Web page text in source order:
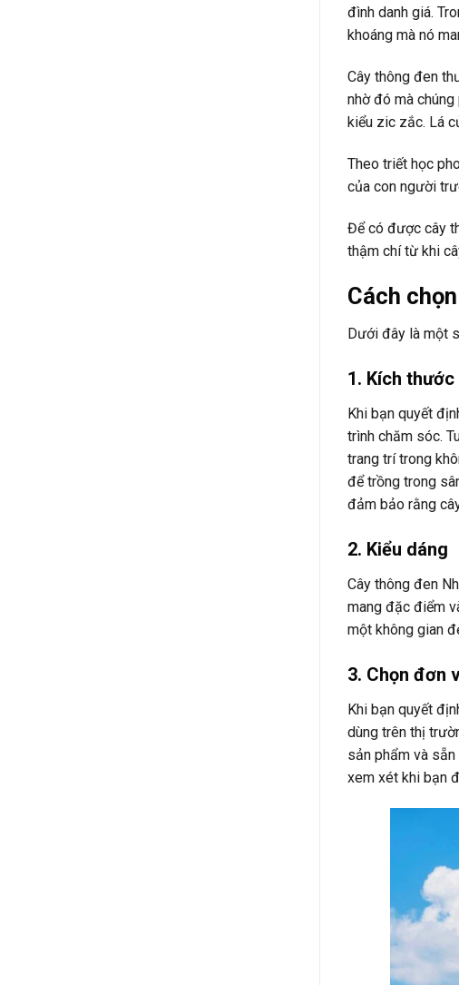
đình danh giá.
khoáng mà nó
Cây thông đen
nhờ đó mà
kiểu zic zắc. Lá
Theo triết học
của con người
Để có được cây
thậm chí từ khi
Cách
Dưới đây là một
1. Kích thước
Khi bạn quyết
trình chăm sóc.
trang trí trong
để trồng trong
đảm bảo rằng
2. Kiểu dáng
Cây thông đen
mang đặc điểm
một không gian
3. Chọn đơn
Khi bạn quyết
dùng trên thị
sản phẩm và
xem xét khi bạn